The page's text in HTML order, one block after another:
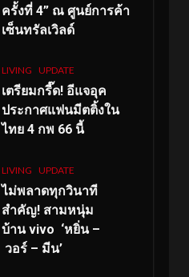
ครั้งที่ 4” ณ ศูนย์การค้า
เซ็นทรัลเวิลด์
LIVING UPDATE
เตรียมกรี๊ด! อีแจอุค
ประกาศแฟนมีตติ้งใน
ไทย 4 กพ 66 นี้
LIVING UPDATE
ไม่พลาดทุกวินาที
สำคัญ! สามหนุ่ม
บ้าน vivo ‘หยิ่น –
วอร์ – มีน’